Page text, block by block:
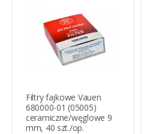
Filtry fajkowe Vauen
680000-01 (05005)
ceramiczne/węglowe 9
mm, 40 szt./op.